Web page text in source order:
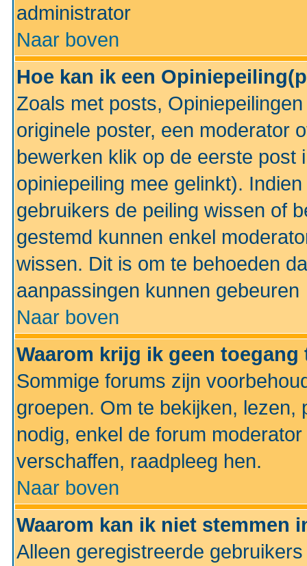
administrator
Naar boven
Hoe kan ik een
Zoals met posts,
originele poster, een moderator
bewerken klik op de eerste post
opiniepeiling mee gelinkt).
gebruikers de peiling wissen of
gestemd kunnen enkel
wissen. Dit is om te behoeden
aanpassingen kunnen gebeuren
Naar boven
Waarom krijg ik geen
Sommige forums zijn
groepen. Om te bekijken, lezen,
nodig, enkel de forum
verschaffen, raadpleeg hen.
Naar boven
Waarom kan ik niet stemmen
Alleen geregistreerde